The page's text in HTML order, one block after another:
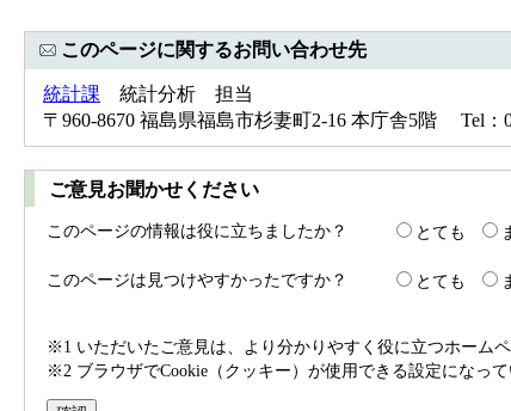
このページに関するお問い合わせ先
統計課 統計分析 担当
〒960-8670 福島県福島市杉妻町2-16 本庁舎5階 Tel
ご意見お聞かせください
このページの情報は役に立ちましたか？ とても
このページは見つけやすかったですか？
とても
※1 いただいたご意見は、より分かりやすく役に立つホーム
※2 ブラウザでCookie（クッキー）が使用できる設定になっ